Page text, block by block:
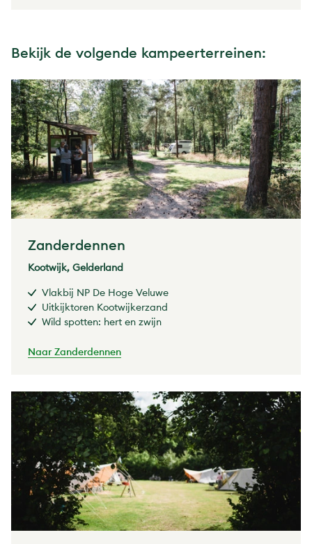
Bekijk de volgende kampeerterreinen:
Zanderdennen
Kootwijk, Gelderland
Vlakbij NP De Hoge Veluwe
Uitkijktoren Kootwijkerzand
Wild spotten: hert en zwijn
Naar Zanderdennen